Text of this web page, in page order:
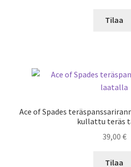
Tilaa
Ace of Spades
kullattu teräs
39,00 €
Tilaa